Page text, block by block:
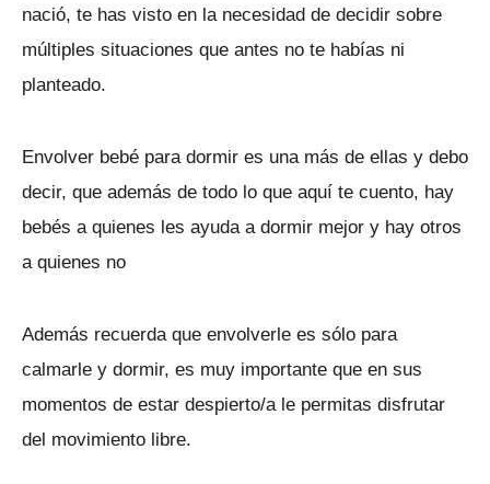
nació, te has visto en la necesidad de decidir sobre
múltiples situaciones que antes no te habías ni
planteado.
Envolver bebé para dormir es una más de ellas y debo
decir, que además de todo lo que aquí te cuento, hay
bebés a quienes les ayuda a dormir mejor y hay otros
a quienes no
Además recuerda que envolverle es sólo para
calmarle y dormir, es muy importante que en sus
momentos de estar despierto/a le permitas disfrutar
del movimiento libre.